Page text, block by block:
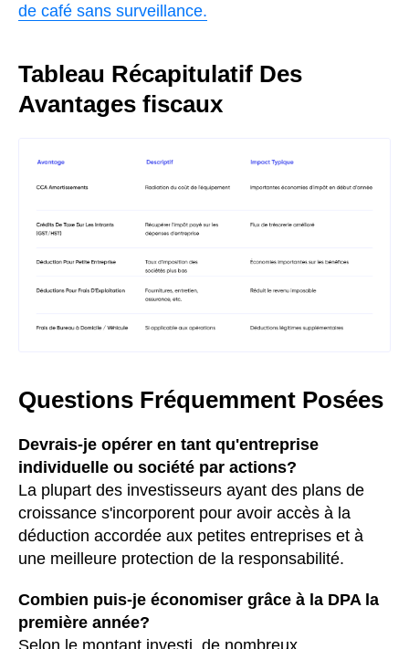
de café sans surveillance.
Tableau Récapitulatif Des
Avantages fiscaux
Questions Fréquemment Posées
Devrais-je opérer en tant qu'entreprise
individuelle ou société par actions?
La plupart des investisseurs ayant des plans de
croissance s'incorporent pour avoir accès à la
déduction accordée aux petites entreprises et à
une meilleure protection de la responsabilité.
Combien puis-je économiser grâce à la DPA la
première année?
Selon le montant investi, de nombreux